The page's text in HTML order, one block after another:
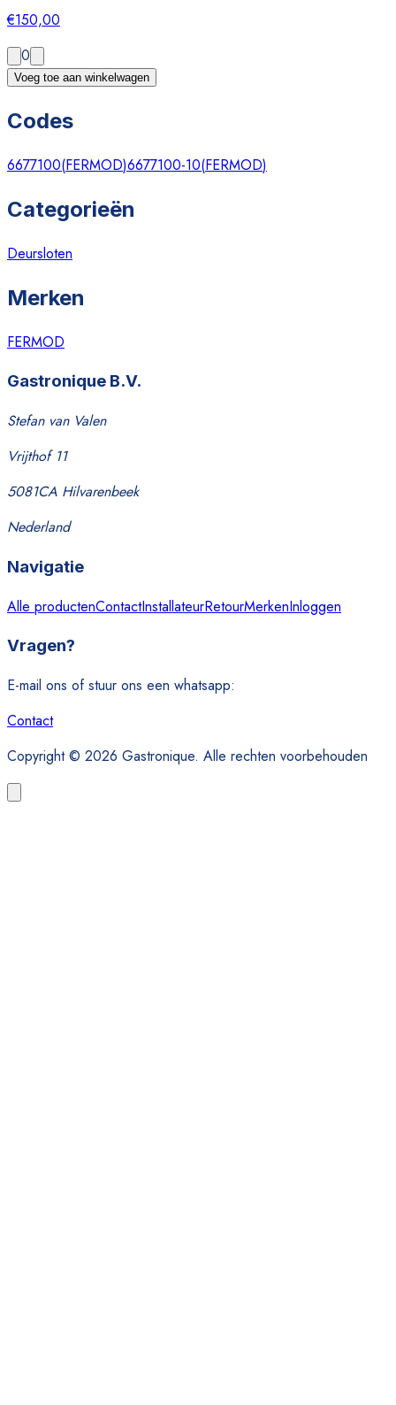
€150,00
0
Voeg toe aan winkelwagen
Codes
6677100(FERMOD)6677100-10(FERMOD)
Categorieën
Deursloten
Merken
FERMOD
Gastronique B.V.
Stefan van Valen
Vrijthof 11
5081CA Hilvarenbeek
Nederland
Navigatie
Alle productenContactInstallateurRetourMerkenInloggen
Vragen?
E-mail ons of stuur ons een whatsapp:
Contact
Copyright © 2026 Gastronique. Alle rechten voorbehouden